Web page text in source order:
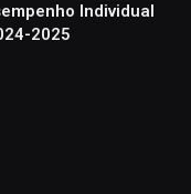
Individual
2025